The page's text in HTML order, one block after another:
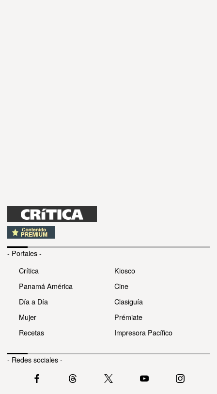
- Portales -
Crítica
Panamá América
Día a Día
Mujer
Recetas
Kiosco
Cine
Clasiguía
Prémiate
Impresora Pacífico
- Redes sociales -